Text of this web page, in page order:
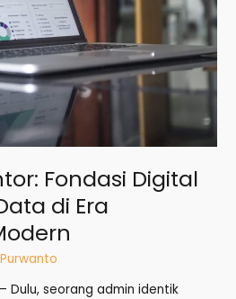
Fondasi Digital
di Era
Dulu, seorang admin identik